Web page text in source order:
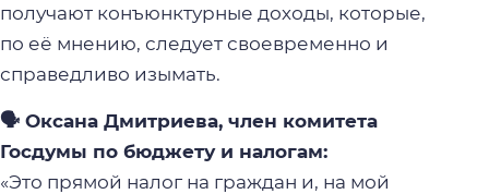
получают конъюнктурные доходы, которые,
по её мнению, следует своевременно и
справедливо изымать.
🗣️ Оксана Дмитриева, член комитета
Госдумы по бюджету и налогам:
«Это прямой налог на граждан и, на мой